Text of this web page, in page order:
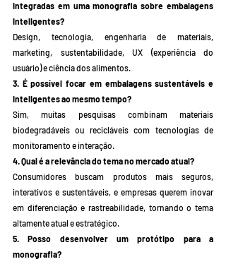
integradas em uma monografia sobre embalagens
inteligentes?
Design, tecnologia, engenharia de materiais,
marketing, sustentabilidade, UX (experiência do
usuário) e ciência dos alimentos.
3. É possível focar em embalagens sustentáveis e
inteligentes ao mesmo tempo?
Sim, muitas pesquisas combinam materiais
biodegradáveis ou recicláveis com tecnologias de
monitoramento e interação.
4. Qual é a relevância do tema no mercado atual?
Consumidores buscam produtos mais seguros,
interativos e sustentáveis, e empresas querem inovar
em diferenciação e rastreabilidade, tornando o tema
altamente atual e estratégico.
5. Posso desenvolver um protótipo para a
monografia?